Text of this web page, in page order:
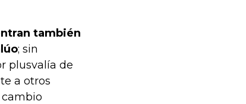
también
; sin
plusvalía de
a otros